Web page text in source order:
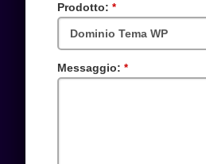
Prodotto:
obbligatorio
Messaggio:
obbligatorio